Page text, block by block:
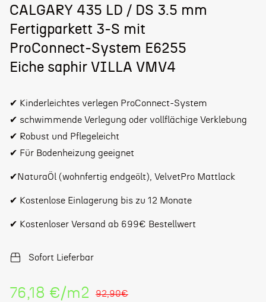
CALGARY 435 LD / DS 3.5 mm
Fertigparkett 3-S mit
ProConnect-System E6255
Eiche saphir VILLA VMV4
✔ Kinderleichtes verlegen ProConnect-System
✔ schwimmende Verlegung oder vollflächige Verklebung
✔ Robust und Pflegeleicht
✔ Für Bodenheizung geeignet
✔NaturaÖl (wohnfertig endgeölt), VelvetPro Mattlack
✔ Kostenlose Einlagerung bis zu 12 Monate
✔ Kostenloser Versand ab 699€ Bestellwert
Sofort Lieferbar
Stückpreis
76,18 €/m2 92,90€